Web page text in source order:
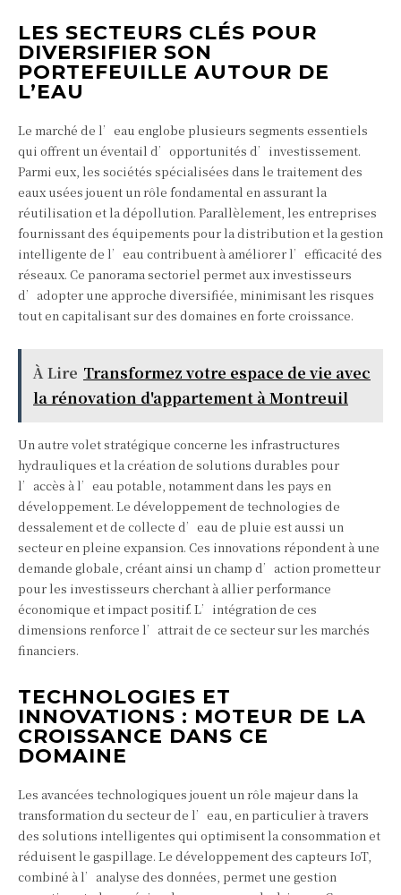
LES SECTEURS CLÉS POUR
DIVERSIFIER SON
PORTEFEUILLE AUTOUR DE
L’EAU
Le marché de l’eau englobe plusieurs segments essentiels
qui offrent un éventail d’opportunités d’investissement.
Parmi eux, les sociétés spécialisées dans le traitement des
eaux usées jouent un rôle fondamental en assurant la
réutilisation et la dépollution. Parallèlement, les entreprises
fournissant des équipements pour la distribution et la gestion
intelligente de l’eau contribuent à améliorer l’efficacité des
réseaux. Ce panorama sectoriel permet aux investisseurs
d’adopter une approche diversifiée, minimisant les risques
tout en capitalisant sur des domaines en forte croissance.
À Lire Transformez votre espace de vie avec
la rénovation d'appartement à Montreuil
Un autre volet stratégique concerne les infrastructures
hydrauliques et la création de solutions durables pour
l’accès à l’eau potable, notamment dans les pays en
développement. Le développement de technologies de
dessalement et de collecte d’eau de pluie est aussi un
secteur en pleine expansion. Ces innovations répondent à une
demande globale, créant ainsi un champ d’action prometteur
pour les investisseurs cherchant à allier performance
économique et impact positif. L’intégration de ces
dimensions renforce l’attrait de ce secteur sur les marchés
financiers.
TECHNOLOGIES ET
INNOVATIONS : MOTEUR DE LA
CROISSANCE DANS CE
DOMAINE
Les avancées technologiques jouent un rôle majeur dans la
transformation du secteur de l’eau, en particulier à travers
des solutions intelligentes qui optimisent la consommation et
réduisent le gaspillage. Le développement des capteurs IoT,
combiné à l’analyse des données, permet une gestion